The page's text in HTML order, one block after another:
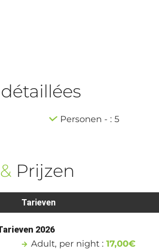
Personen - : 5
& Prijzen
Tarieven
2026
Adult, per night :17,00€